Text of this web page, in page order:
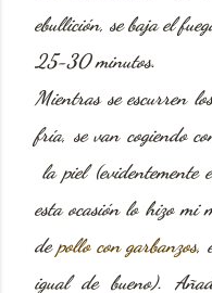
ebullición, se baja el
25-30 minutos.
Mientras seescurren
fría, se van cogiendo
la piel (evidentemente
esta ocasión lo hizo mi
depollo con garbanzos,
igual de bueno).